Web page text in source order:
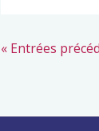
« Entrées